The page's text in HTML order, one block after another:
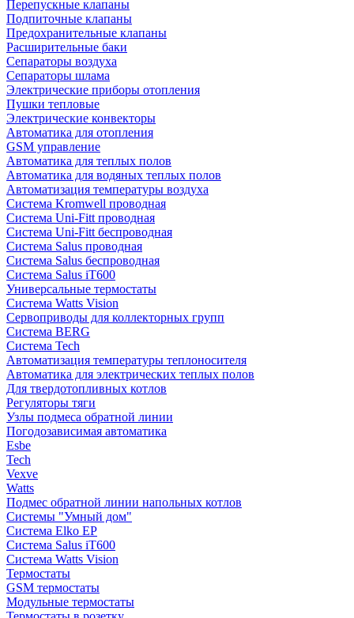
Перепускные клапаны
Подпиточные клапаны
Предохранительные клапаны
Расширительные баки
Сепараторы воздуха
Сепараторы шлама
Электрические приборы отопления
Пушки тепловые
Электрические конвекторы
Автоматика для отопления
GSM управление
Автоматика для теплых полов
Автоматика для водяных теплых полов
Автоматизация температуры воздуха
Система Kromwell проводная
Система Uni-Fitt проводная
Система Uni-Fitt беспроводная
Система Salus проводная
Система Salus беспроводная
Система Salus iT600
Универсальные термостаты
Система Watts Vision
Сервоприводы для коллекторных групп
Система BERG
Система Tech
Автоматизация температуры теплоносителя
Автоматика для электрических теплых полов
Для твердотопливных котлов
Регуляторы тяги
Узлы подмеса обратной линии
Погодозависимая автоматика
Esbe
Tech
Vexve
Watts
Подмес обратной линии напольных котлов
Системы "Умный дом"
Система Elko EP
Система Salus iT600
Система Watts Vision
Термостаты
GSM термостаты
Модульные термостаты